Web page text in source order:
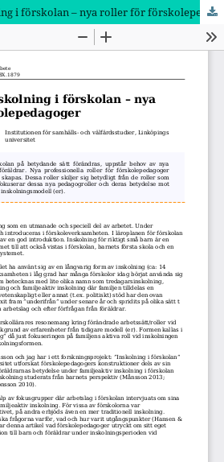
Familjeaktiv inskolning i förskolan – nya roller för förskolepedagoger